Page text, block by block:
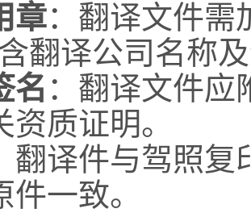
章：翻译文件需
翻译公司名称
名 ：翻译文件应
资质证明。
翻译件与驾照
一致。